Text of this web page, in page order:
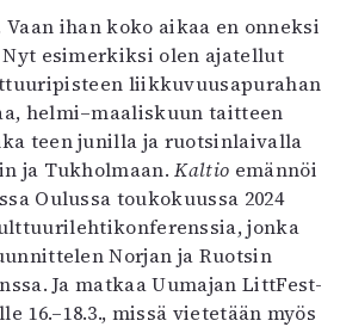
Vaan ihan koko aikaa en onneksi
esimerkiksi olen ajatellut
liikkuvuusapurahan
helmi–maaliskuun taitteen
teen junilla ja ruotsinlaivalla
ja Tukholmaan.Kaltio emännöi
Oulussa toukokuussa 2024
jonka
Norjan ja Ruotsin
Ja matkaa Uumajan LittFest-
16.–18.3., missä vietetään myös